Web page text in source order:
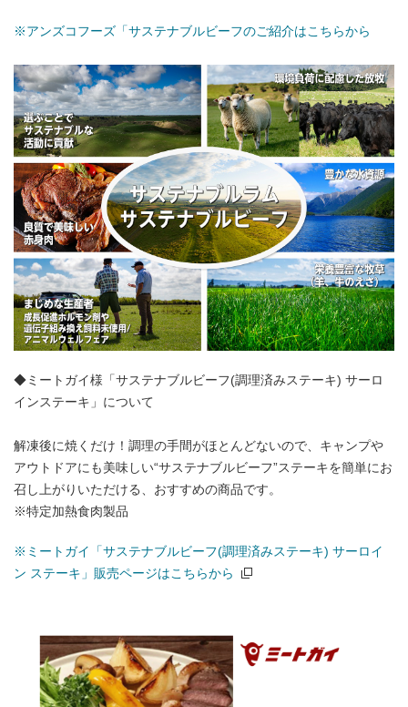
アンズコフーズとは
Contact Us
お問い合わせ
Materials
牛肉・ラム肉購買担当者向け
お役立ち資料
※アンズコフーズ「サステナブルビーフのご紹介はこちらから
◆ミートガイ様「サステナブルビーフ(調理済みステーキ) サーロ
インステーキ」について
解凍後に焼くだけ！調理の手間がほとんどないので、キャンプや
アウトドアにも美味しい“サステナブルビーフ”ステーキを簡単にお
召し上がりいただける、おすすめの商品です。
※特定加熱食肉製品
※ミートガイ「サステナブルビーフ(調理済みステーキ) サーロイ
ン ステーキ」販売ページはこちらから